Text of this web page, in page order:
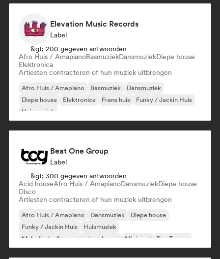
Elevation Music Records
Label
&gt; 200 gegeven antwoorden
Afro Huis / AmapianoBasmuziekDansmuziekDiepe house
Elektronica
Artiesten contracteren of hun muziek uitbrengen
Afro Huis / Amapiano Basmuziek
Dansmuziek
Diepe house
Elektronica Frans huis
Funky / Jackin Huis
Huismuziek
Beat One Group
Label
&gt; 300 gegeven antwoorden
Acid houseAfro Huis / AmapianoDansmuziekDiepe house
Disco
Artiesten contracteren of hun muziek uitbrengen
Afro Huis / Amapiano Dansmuziek
Diepe house
Funky / Jackin Huis
Huismuziek
Melodische & progressieve house
Minimaal Psy-Trance